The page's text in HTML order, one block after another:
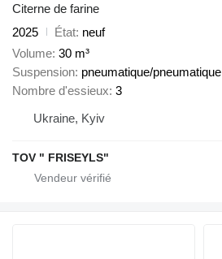
Citerne de farine
2025
État neuf
Volume 30 m³
Suspension pneumatique/pneumatique
Nombre d'essieux 3
Ukraine, Kyiv
TOV " FRISEYLS"